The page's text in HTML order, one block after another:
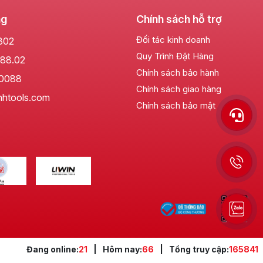
khi sử dụng trong thời gian dài.Chiều dài tổng thể của
dàng thay thế, với cơ chế trượt hoặc bấm để điều chỉnh
đập tốt, đồng thời tích hợp bề mặt chống trượt, mang lại
trên thị trường dụng cụ cầm tay.
Chính sách hỗ trợ
Đối tác kinh doanh
Quy Trình Đặt Hàng
Chính sách bảo hành
Chính sách giao hàng
Chính sách bảo mật
Đang online:21 Hôm nay:66 Tổng truy cập:165841